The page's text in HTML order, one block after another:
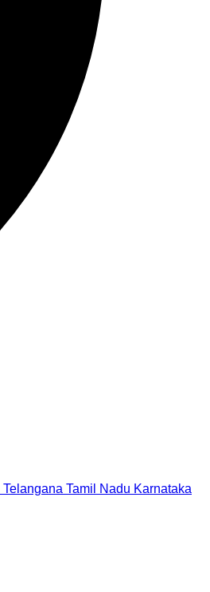
Telangana Tamil Nadu Karnataka